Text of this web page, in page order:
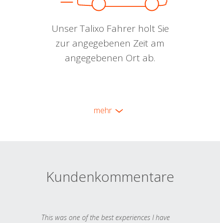
Unser Talixo Fahrer holt Sie
zur angegebenen Zeit am
angegebenen Ort ab.
mehr
Kundenkommentare
This was one of the best experiences I have